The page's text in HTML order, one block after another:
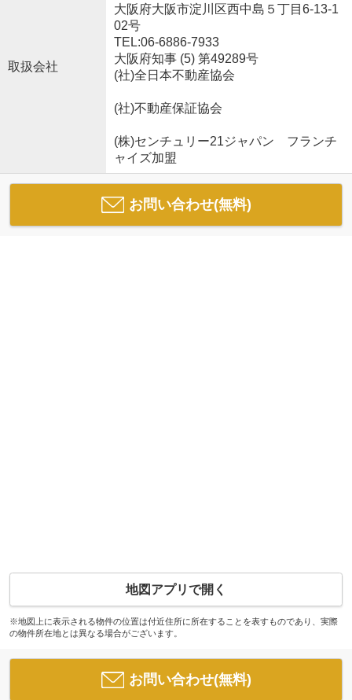
取扱会社
大阪府大阪市淀川区西中島５丁目6-13-1
02号
TEL:06-6886-7933
大阪府知事 (5) 第49289号
(社)全日本不動産協会
(社)不動産保証協会
(株)センチュリー21ジャパン フランチ
ャイズ加盟
お問い合わせ(無料)
地図アプリで開く
※地図上に表示される物件の位置は付近住所に所在することを表すものであり、実際
の物件所在地とは異なる場合がございます。
お問い合わせ(無料)